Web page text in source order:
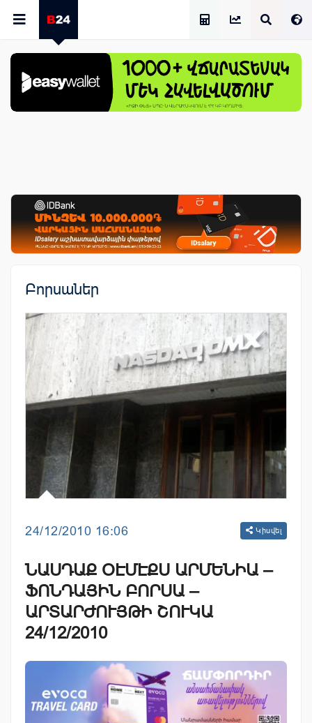
Բորսաներ
24/12/2010 16:06 Կիսվել
ՆԱՍԴԱՔ ՕԷՄԷՔՍ ԱՐՄԵՆԻԱ –
ՖՈՆԴԱՅԻՆ ԲՈՐՍԱ –
ԱՐՏԱՐԺՈՒՅԹԻ ՇՈՒԿԱ
24/12/2010